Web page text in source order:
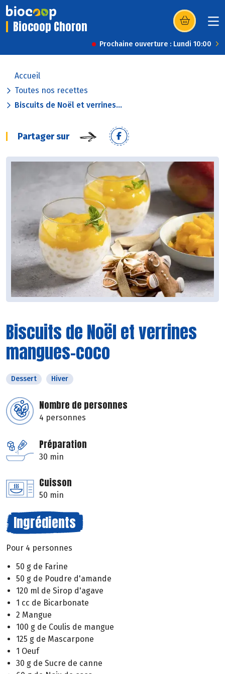
Biocoop Choron (s’ouvre dans
Prochaine ouverture : Lundi 10:00
Accueil
Toutes nos recettes
Biscuits de Noël et verrines...
Partager sur
Biscuits de Noël et verrines
mangues-coco
Dessert Hiver
Nombre de personnes
4 personnes
Préparation
30 min
Cuisson
50 min
Ingrédients
Pour 4 personnes
50 g de Farine
50 g de Poudre d'amande
120 ml de Sirop d'agave
1 cc de Bicarbonate
2 Mangue
100 g de Coulis de mangue
125 g de Mascarpone
1 Oeuf
30 g de Sucre de canne